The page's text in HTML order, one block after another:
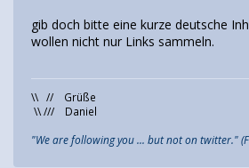
gib doch bitte eine kurze deutsche
wollen nicht nur Links sammeln.
\\ // Grüße
\\ /// Daniel
"We are following you ... but not on twitter."